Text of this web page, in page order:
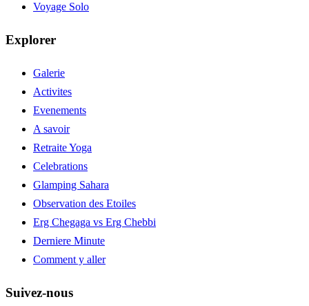
Voyage Solo
Explorer
Galerie
Activites
Evenements
A savoir
Retraite Yoga
Celebrations
Glamping Sahara
Observation des Etoiles
Erg Chegaga vs Erg Chebbi
Derniere Minute
Comment y aller
Suivez-nous